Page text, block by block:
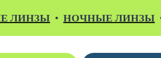
НОЧНЫЕ ЛИНЗЫ